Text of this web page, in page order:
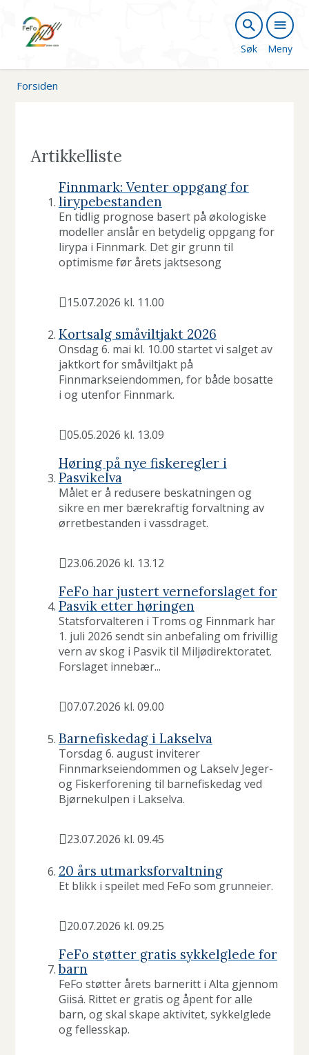
r
r
a
f
t
i
o
g
l
i
s
k
r
a
t
i
g
F
i
n
n
m
a
r
k
Søk Meny
Forsiden
Artikkelliste
Finnmark: Venter oppgang for
lirypebestanden
En tidlig prognose basert på økologiske
modeller anslår en betydelig oppgang for
lirypa i Finnmark. Det gir grunn til
optimisme før årets jaktsesong
Publisert
15.07.2026 kl. 11.00
Kortsalg småviltjakt 2026
Onsdag 6. mai kl. 10.00 startet vi salget av
jaktkort for småviltjakt på
Finnmarkseiendommen, for både bosatte
i og utenfor Finnmark.
Publisert
05.05.2026 kl. 13.09
Høring på nye fiskeregler i
Pasvikelva
Målet er å redusere beskatningen og
sikre en mer bærekraftig forvaltning av
ørretbestanden i vassdraget.
Publisert
23.06.2026 kl. 13.12
FeFo har justert verneforslaget for
Pasvik etter høringen
Statsforvalteren i Troms og Finnmark har
1. juli 2026 sendt sin anbefaling om frivillig
vern av skog i Pasvik til Miljødirektoratet.
Forslaget innebær...
Publisert
07.07.2026 kl. 09.00
Barnefiskedag i Lakselva
Torsdag 6. august inviterer
Finnmarkseiendommen og Lakselv Jeger-
og Fiskerforening til barnefiskedag ved
Bjørnekulpen i Lakselva.
Publisert
23.07.2026 kl. 09.45
20 års utmarksforvaltning
Et blikk i speilet med FeFo som grunneier.
Publisert
20.07.2026 kl. 09.25
FeFo støtter gratis sykkelglede for
barn
FeFo støtter årets barneritt i Alta gjennom
Giisá. Rittet er gratis og åpent for alle
barn, og skal skape aktivitet, sykkelglede
og fellesskap.